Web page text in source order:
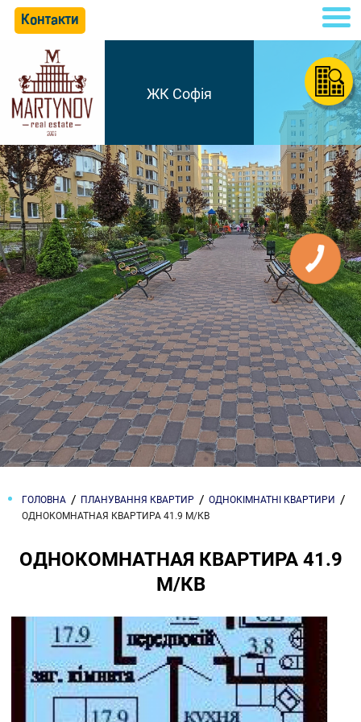
Контакти
ЖК Софія
ГОЛОВНА ПЛАНУВАННЯ КВАРТИР
ОДНОКІМНАТНІ КВАРТИРИ
ОДНОКОМНАТНАЯ КВАРТИРА 41.9 М/КВ
ОДНОКОМНАТНАЯ КВАРТИРА 41.9
М/КВ